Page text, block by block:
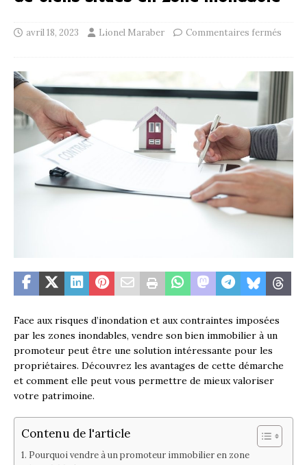
avril 18, 2023 Lionel Maraber Commentaires fermés
Face aux risques d’inondation et aux contraintes imposées
par les zones inondables, vendre son bien immobilier à un
promoteur peut être une solution intéressante pour les
propriétaires. Découvrez les avantages de cette démarche
et comment elle peut vous permettre de mieux valoriser
votre patrimoine.
Contenu de l'article
Pourquoi vendre à un promoteur immobilier en zone